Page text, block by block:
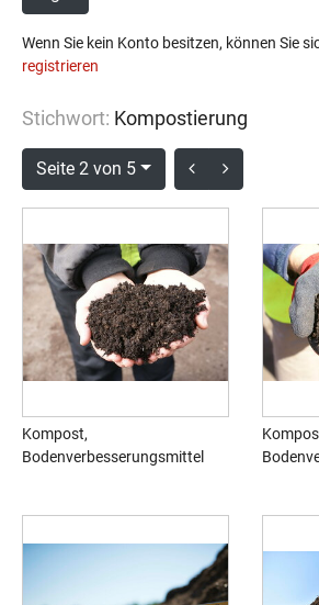
Wenn Sie kein Konto besitzen, können Sie
registrieren
Stichwort: Kompostierung
Seite 2 von 5
Kompost,
Bodenverbesserungsmittel